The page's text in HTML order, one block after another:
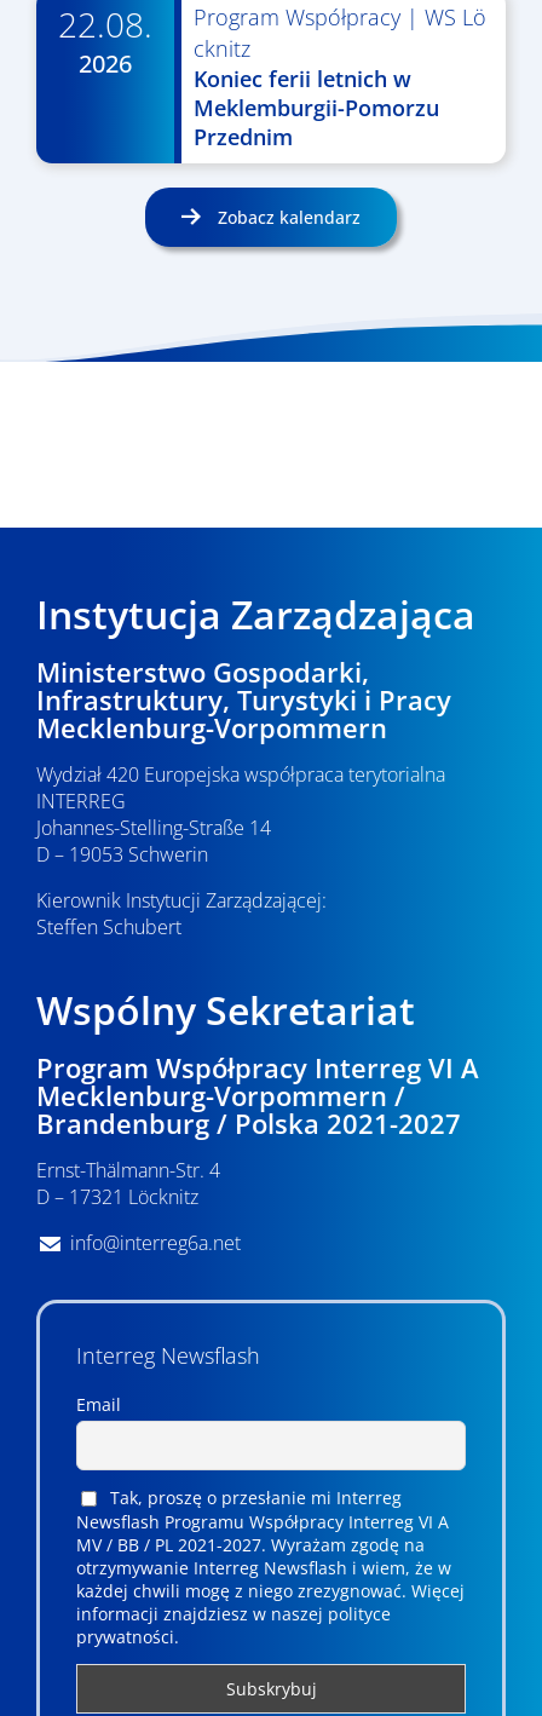
22.08.
2026
Program Współpracy| WS Lö
cknitz
Koniec ferii letnich w
Meklemburgii-Pomorzu
Przednim
Zobacz kalendarz
Instytucja Zarządzająca
Ministerstwo Gospodarki,
Infrastruktury, Turystyki i Pracy
Mecklenburg-Vorpommern
Wydział 420 Europejska współpraca terytorialna
INTERREG
Johannes-Stelling-Straße 14
D – 19053 Schwerin
Kierownik Instytucji Zarządzającej:
Steffen Schubert
Wspólny Sekretariat
Program Współpracy Interreg VI A
Mecklenburg-Vorpommern /
Brandenburg / Polska 2021-2027
Ernst-Thälmann-Str. 4
D – 17321 Löcknitz
info@interreg6a.net
Interreg Newsflash
Email
Tak, proszę o przesłanie mi Interreg
Newsflash Programu Współpracy Interreg VI A
MV / BB / PL 2021-2027. Wyrażam zgodę na
otrzymywanie Interreg Newsflash i wiem, że w
każdej chwili mogę z niego zrezygnować. ­­Więcej
informacji znajdziesz w naszej polityce
prywatności.